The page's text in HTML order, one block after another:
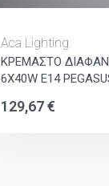
Aca Lighting
ΚΡΕΜΑΣΤΟ
6X40W E14
129,67€